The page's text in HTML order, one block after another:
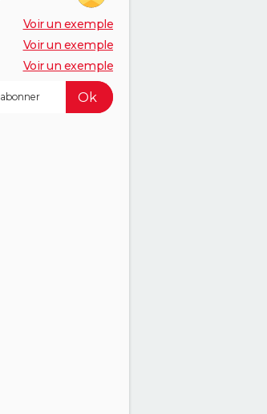
Voir un exemple
Voir un exemple
Voir un exemple